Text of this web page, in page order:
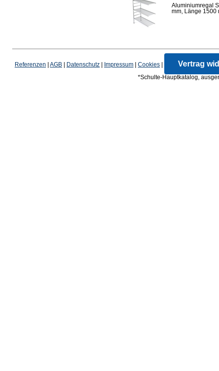
Aluminiumregal
mm, Länge 1500
Referenzen AGB Datenschutz Impressum Cookies Vertrag
*Schulte-Hauptkatalog,